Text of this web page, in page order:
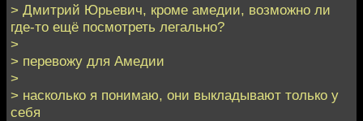
> Дмитрий Юрьевич, кроме амедии, возможно ли
где-то ещё посмотреть легально?
>
> перевожу для Амедии
>
> насколько я понимаю, они выкладывают только у
себя